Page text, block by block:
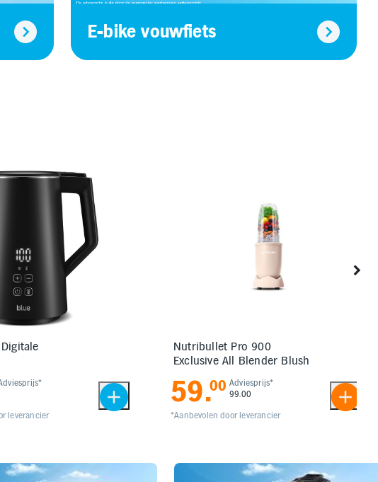
E-bike vouwfiets
leverancier
Nutribullet Pro 900
Exclusive All Blender Blush
59.00 Adviesprijs*
99.00
*Aanbevolen door leverancier